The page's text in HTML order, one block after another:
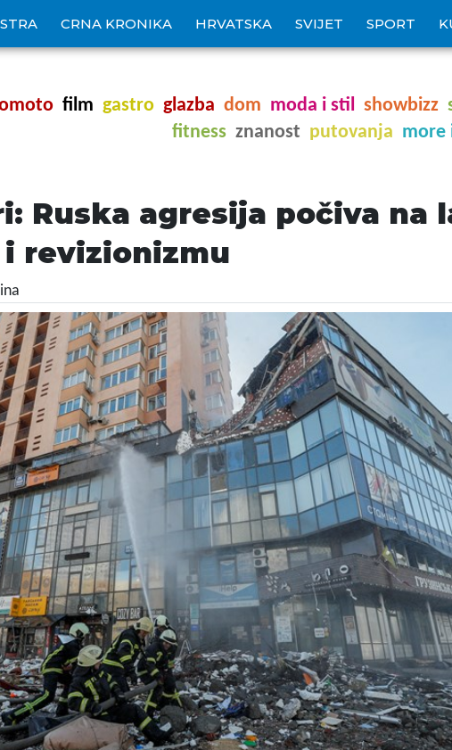
CRNA KRONIKA HRVATSKA SVIJET SPORT
film gastro glazba dom moda i stil showbizz
fitness znanost putovanja more
Ruska agresija počiva na
revizionizmu